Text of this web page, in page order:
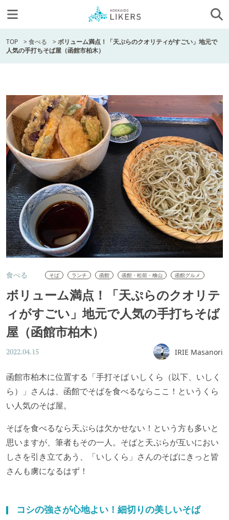
TOP >食べる >ボリューム満点！「天ぷらのクオリティがすごい」地元で
人気の手打ちそば屋（函館市柏木）
食べる そば ランチ 函館 函館・松前・檜山 函館グルメ
ボリューム満点！「天ぷらのクオリテ
ィがすごい」地元で人気の手打ちそば
屋（函館市柏木）
2022.04.15 IRIE Masanori
函館市柏木に位置する「手打そば いしくら（以下、いしく
ら）」さんは、函館でそばを食べるならここ！というくら
い人気のそば屋。
そばを食べるなら天ぷらは欠かせない！という方も多いと
思いますが、筆者もその一人。そばと天ぷらが互いにおい
しさを引き立てあう、「いしくら」さんのそばにきっと皆
さんも虜になるはず！
コシの強さが心地よい！細切りの美しいそば